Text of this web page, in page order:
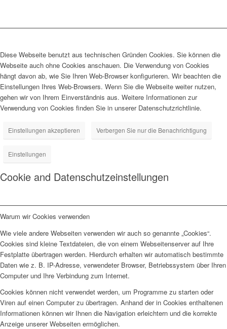
Diese Webseite benutzt aus technischen Gründen Cookies. Sie können die
Webseite auch ohne Cookies anschauen. Die Verwendung von Cookies
hängt davon ab, wie Sie Ihren Web-Browser konfigurieren. Wir beachten die
Einstellungen Ihres Web-Browsers. Wenn Sie die Webseite weiter nutzen,
gehen wir von Ihrem Einverständnis aus. Weitere Informationen zur
Verwendung von Cookies finden Sie in unserer Datenschutzrichtlinie.
Einstellungen akzeptieren Verbergen Sie nur die Benachrichtigung
Einstellungen
Cookie and Datenschutzeinstellungen
Warum wir Cookies verwenden
Wie viele andere Webseiten verwenden wir auch so genannte „Cookies“.
Cookies sind kleine Textdateien, die von einem Webseitenserver auf Ihre
Festplatte übertragen werden. Hierdurch erhalten wir automatisch bestimmte
Daten wie z. B. IP-Adresse, verwendeter Browser, Betriebssystem über Ihren
Computer und Ihre Verbindung zum Internet.
Cookies können nicht verwendet werden, um Programme zu starten oder
Viren auf einen Computer zu übertragen. Anhand der in Cookies enthaltenen
Informationen können wir Ihnen die Navigation erleichtern und die korrekte
Anzeige unserer Webseiten ermöglichen.